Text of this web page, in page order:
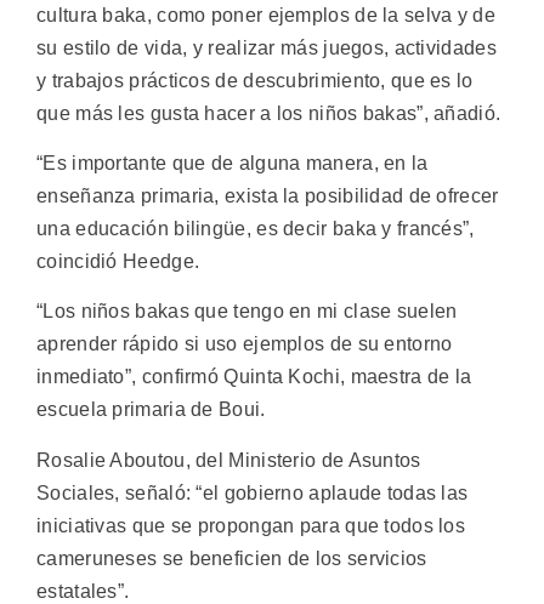
cultura baka, como poner ejemplos de la selva y de
su estilo de vida, y realizar más juegos, actividades
y trabajos prácticos de descubrimiento, que es lo
que más les gusta hacer a los niños bakas”, añadió.
“Es importante que de alguna manera, en la
enseñanza primaria, exista la posibilidad de ofrecer
una educación bilingüe, es decir baka y francés”,
coincidió Heedge.
“Los niños bakas que tengo en mi clase suelen
aprender rápido si uso ejemplos de su entorno
inmediato”, confirmó Quinta Kochi, maestra de la
escuela primaria de Boui.
Rosalie Aboutou, del Ministerio de Asuntos
Sociales, señaló: “el gobierno aplaude todas las
iniciativas que se propongan para que todos los
cameruneses se beneficien de los servicios
estatales”.